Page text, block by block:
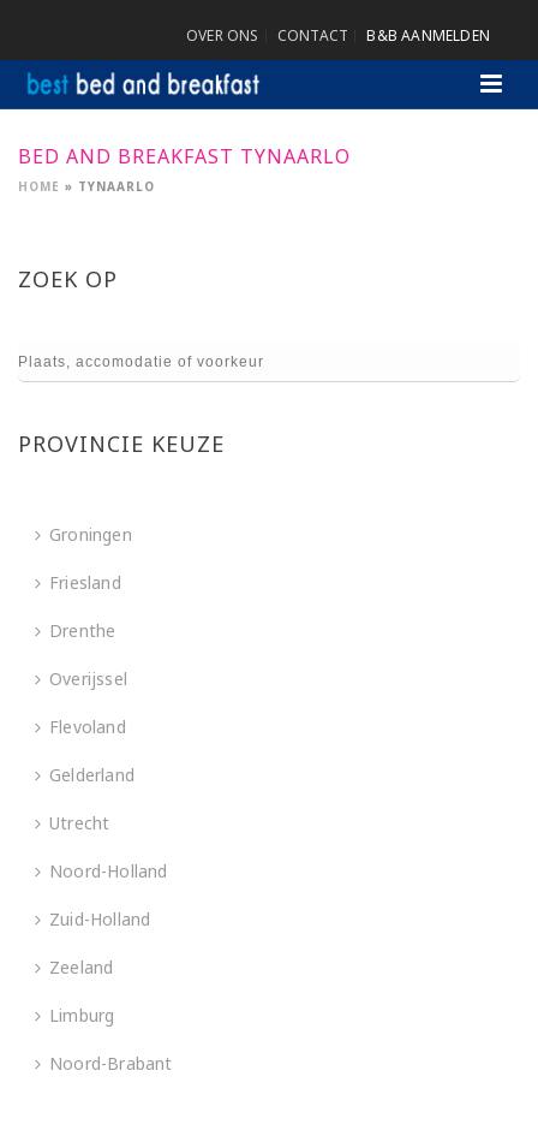
OVER ONS CONTACT B&B AANMELDEN
BED AND BREAKFAST TYNAARLO
HOME » TYNAARLO
ZOEK OP
PROVINCIE KEUZE
Groningen
Friesland
Drenthe
Overijssel
Flevoland
Gelderland
Utrecht
Noord-Holland
Zuid-Holland
Zeeland
Limburg
Noord-Brabant